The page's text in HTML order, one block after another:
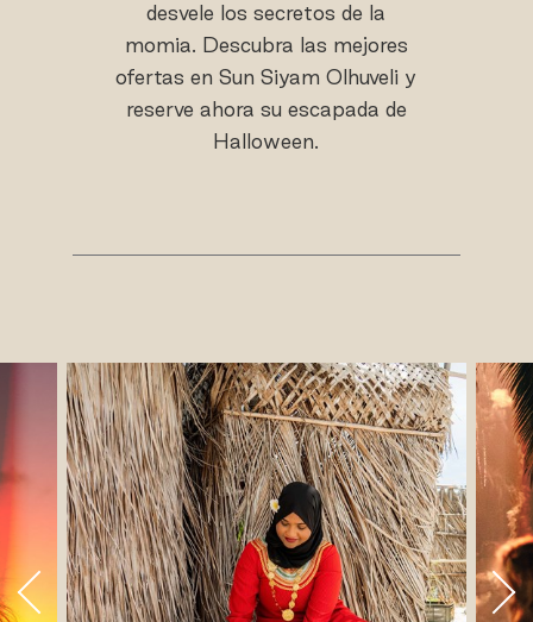
desvele los secretos de la
momia. Descubra las mejores
ofertas en Sun Siyam Olhuveli y
reserve ahora su escapada de
Halloween.